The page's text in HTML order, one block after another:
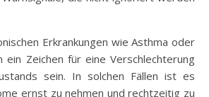
Erkrankungen wie Asthma oder
ein Zeichen für eine Verschlechterung
sein. In solchen Fällen ist es
ernst zu nehmen und rechtzeitig zu